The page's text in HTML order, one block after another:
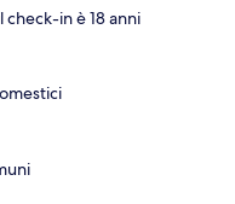
in è 18 anni